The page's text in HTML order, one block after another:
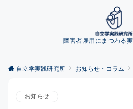
障害者雇用にまつわる
自立学実践研究所 お知らせ・コラム
お知らせ